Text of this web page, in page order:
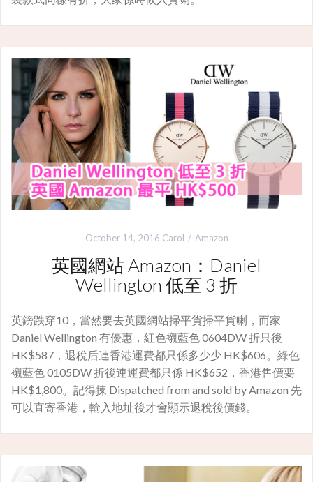
October 14, 2016 Carol Amazon
英國網站 Amazon：Daniel
Wellington 低至 3 折
英鎊跌穿10，當然要去英國網站掃平貨掃平貨喇，而家
Daniel Wellington 有優惠，紅色襯藍色 0604DW 折只後
HK$587，退稅后連香港運費都只係多少少 HK$606。綠色
襯藍色 0105DW 折後連運費都只係 HK$652，香港售價要
HK$1,800。記得揀 Dispatched from and sold by Amazon 先
可以直寄香港，輸入地址後才會顯示退稅後價錢。